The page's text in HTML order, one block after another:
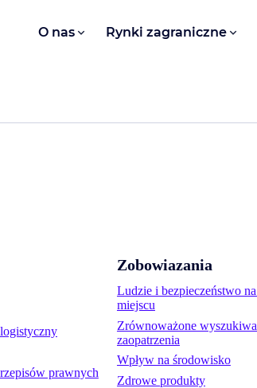
O nas​ Rynki zagraniczne
prawnych
Zobowiazania
Ludzie i bezpieczeństwo
miejscu
Zrównoważone
zaopatrzenia
Wpływ na środowisko
Zdrowe produkty